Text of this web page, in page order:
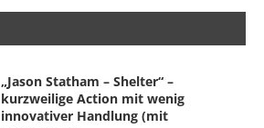
„Jason Statham – Shelter“ –
kurzweilige Action mit wenig
innovativer Handlung (mit